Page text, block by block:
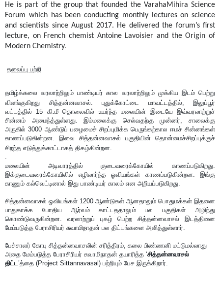
He is part of the group that founded the VarahaMihira Science
Forum which has been conducting monthly lectures on science
and scientists since August 2017. He delivered the forum’s first
lecture, on French chemist Antoine Lavoisier and the Origin of
Modern Chemistry.
தலைப்பு பற்றி
தமிழ்க்கலை வரலாற்றிலும் பாண்டியர் கால வரலாற்றிலும் முக்கிய இடம் பெற்று
விளங்குகிறது சித்தன்னவாசல்.
புதுக்கோட்டை மாவட்டத்தில், இலுப்பூர்
வட்டத்தில் 15 கி.மீ தொலைவில் உயர்ந்த மலையின் இடையே இவ்வரலாற்றுச்
சின்னம் அமைந்த்துள்ளது. இம்மலைக்கு செல்வதற்கு முன்னர்,சாலைக்கு
அருகில்3000 ஆண்டுப் பழைமைச் சிறப்புமிக்க பெருங்கற்கால ஈமச் சின்னங்கள்
காணப்படுகின்றன. இவை சித்தன்னவாசல் பகுதியின் தொன்மைச்சிறப்புக்குச்
சிறந்த எடுத்துக்காட்டாகத் திகழ்கின்றன.
.
மலையின் அடிவாரத்தில் குடைவரைக்கோயில் காணப்படுகிறது.
இக்குடைவரைக்கோயிலில் எழிலார்ந்த ஓவியங்கள் காணப்படுகின்றன. இங்கு
காணும் கல்வெட்டினால் இது பாண்டியர் காலம் என அறியப்படுகிறது.
சித்தன்னவாசல் ஓவியங்கள் 1200 ஆண்டுகள் ஆனதாலும் பொதுமக்கள் இதனை
பாதுகாக்க போதிய ஆர்வம் காட்டததாலும் பல பகுதிகள் அழிந்து
கொண்டுவருகின்றன. வரலாற்றுப் புகழ் பெற்ற சித்தன்னவாசல் இடத்தினை
மேம்படுத்த பேராசிரியர் சுவாமிநாதன் பல திட்டங்களை அளித்துள்ளார்.
பேச்சாளர் கோபு சித்தன்னவாசலின் சரித்திரம், கலை பிண்ணனி மட்டுமல்லாது
அதை மேம்படுத்த பேராசிரியர் சுவாமிநாதன் தயாரித்த ‘சித்தன்னவாசல்
திட்ட’த்தை (Project Sittannavasal) பற்றியும் பேச இருக்கிறார்.